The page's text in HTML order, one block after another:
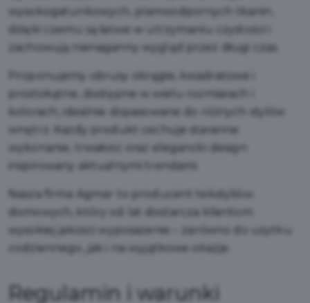
wysokogatunkowych, plamoodpornych tkanin,
dzięki czemu są łatwe w utrzymaniu czystości i
zachowują nienaganny wygląd przez długi czas.
Proponujemy obrusy okrągłe, kwadratowe i
prostokątne, dostępne w wielu rozmiarach i
kolorach, idealnie dopasowane do różnych stylów
wnętrz. Każdy produkt cechuje staranne
wykonanie, trwałość oraz elegancki design
inspirowany aktualnymi trendami.
Nasza firma Agmar to producent tekstyliów
domowych, który od lat dostarcza klientom
wysokiej jakości wyposażenie – zarówno do użytku
codziennego, jak i na wyjątkowe okazje.
Regulamin i warunki